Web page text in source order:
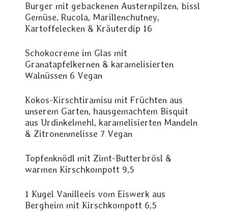
Burger mit gebackenen Austernpilzen, bissl
Gemüse, Rucola, Marillenchutney,
Kartoffelecken & Kräuterdip 16
Schokocreme im Glas mit
Granatapfelkernen & karamelisierten
Walnüssen 6 Vegan
Kokos-Kirschtiramisu mit Früchten aus
unserem Garten, hausgemachtem Bisquit
aus Urdinkelmehl, karamelisierten Mandeln
& Zitronenmelisse 7 Vegan
Topfenknödl mit Zimt-Butterbrösl &
warmen Kirschkompott 9,5
1 Kugel Vanilleeis vom Eiswerk aus
Bergheim mit Kirschkompott 6,5